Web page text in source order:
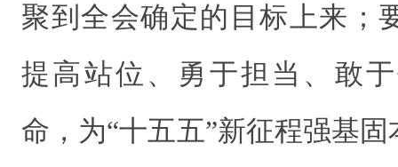
聚到全会确定的目标上来；
提高站位、勇于担当、敢
命，为“十五五”新征程强基